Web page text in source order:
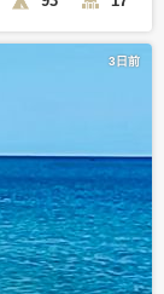
3日前